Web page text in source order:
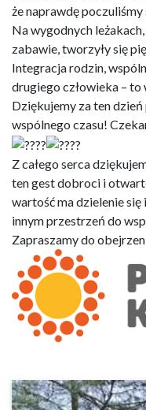
że naprawdę
Na wygodnych
zabawie, tworzyły się
Integracja rodzin,
drugiego człowieka – to
Dziękujemy za ten dzień
wspólnego czasu!
Z całego serca
ten gest dobroci i
wartość ma dzielenie się
innym przestrzeń do
Zapraszamy do